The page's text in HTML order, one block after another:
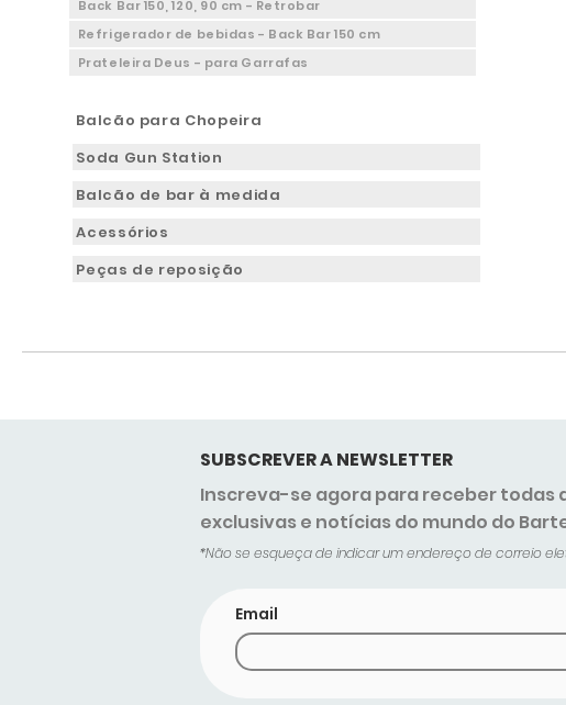
Back Bar 150, 120, 90 cm - Retrobar
Refrigerador de bebidas - Back Bar 150 cm
Prateleira Deus - para Garrafas
Balcão para Chopeira
Soda Gun Station
Balcão de bar à medida
Acessórios
Peças de reposição
SUBSCREVER A NEWSLETTER
Inscreva-se agora para receber todas
exclusivas e notícias do mundo do
*Não se esqueça de indicar um endereço de correio
Email